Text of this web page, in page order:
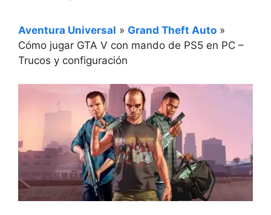
Aventura Universal » Grand Theft Auto »
Cómo jugar GTA V con mando de PS5 en PC –
Trucos y configuración